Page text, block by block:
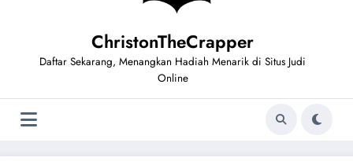
ChristonTheCrapper
Daftar Sekarang, Menangkan Hadiah Menarik di Situs Judi
Online